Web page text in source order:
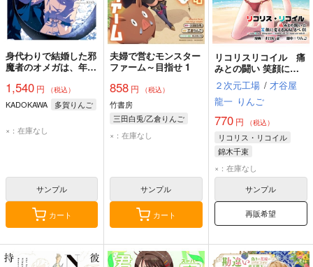
身代わりで結婚した邪
魔者のオメガは、年下
愛される
1,540 円 （税込）
KADOKAWA 多賀りんご
×：在庫なし
サンプル
カート
夫婦で営むモンスター
ファーム～目指せ 1
858 円 （税込）
竹書房
三田白兎/乙倉りんご
×：在庫なし
サンプル
カート
リコリスリコイル 痛
みとの闘い 笑顔に変
えるみちしるべ１
２次元工場 / 才谷屋
龍一 りんご
770円 （税込）
リコリス・リコイル
錦木千束
井ノ上たきな
×：在庫なし
サンプル
再販希望